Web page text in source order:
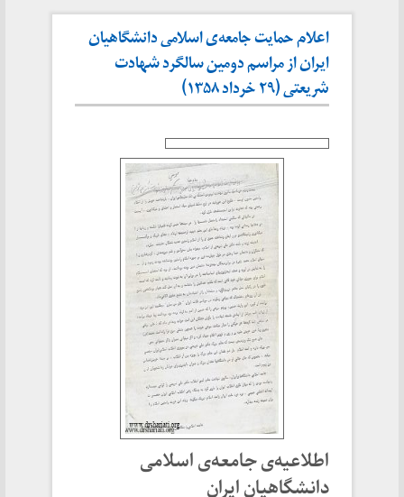
اعلام حمایت جامعه‌ی اسلامی دانشگاهیان
ایران از مراسم دومین سالگرد شهادت
شریعتی (۲۹ خرداد ۱۳۵۸)
اطلاعیه‌ی جامعه‌ی اسلامی
دانشگاهیان ایران